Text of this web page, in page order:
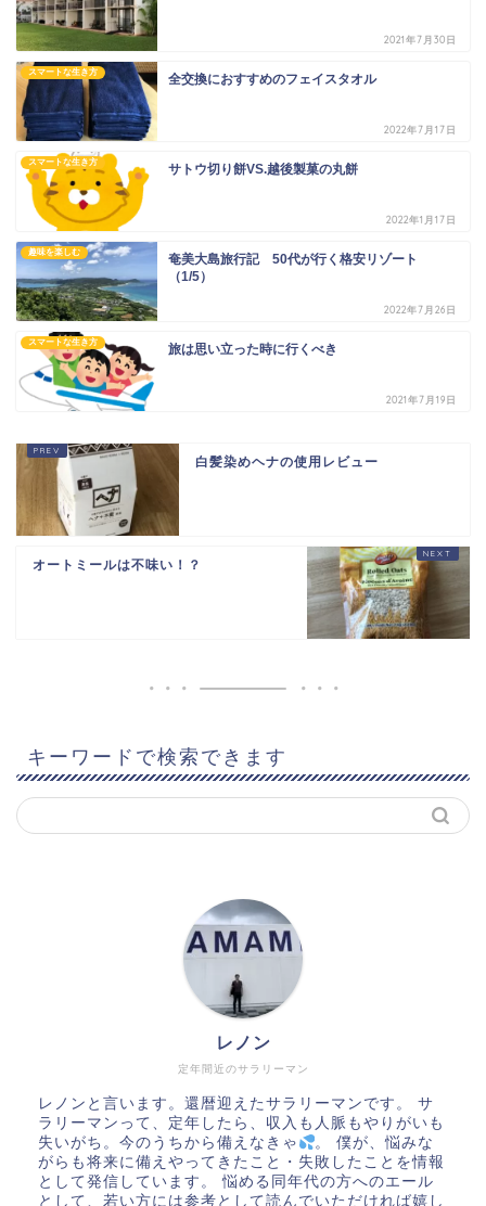
2021年7月30日
スマートな生き方 全交換におすすめのフェイスタオル
2022年7月17日
スマートな生き方 サトウ切り餅VS.越後製菓の丸餅
2022年1月17日
趣味を楽しむ
奄美大島旅行記 50代が行く格安リゾート
（1/5）
2022年7月26日
スマートな生き方 旅は思い立った時に行くべき
2021年7月19日
白髪染めヘナの使用レビュー
オートミールは不味い！？
キーワードで検索できます
定年間近のサラリーマン
レノン
レノンと言います。還暦迎えたサラリーマンです。 サ
ラリーマンって、定年したら、収入も人脈もやりがいも
失いがち。今のうちから備えなきゃ
。 僕が、悩みな
がらも将来に備えやってきたこと・失敗したことを情報
として発信しています。 悩める同年代の方へのエール
として、若い方には参考として読んでいただければ嬉し